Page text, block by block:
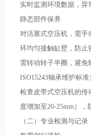
实时监测环境数据，异
静态部件保养
对活塞式空压机，需手
环均匀接触缸壁，防止
需转动转子半圈，避
ISO15243轴承维护标准
检查皮带式空压机的传
度增加至20-25mm），
（二）专业检测与记录